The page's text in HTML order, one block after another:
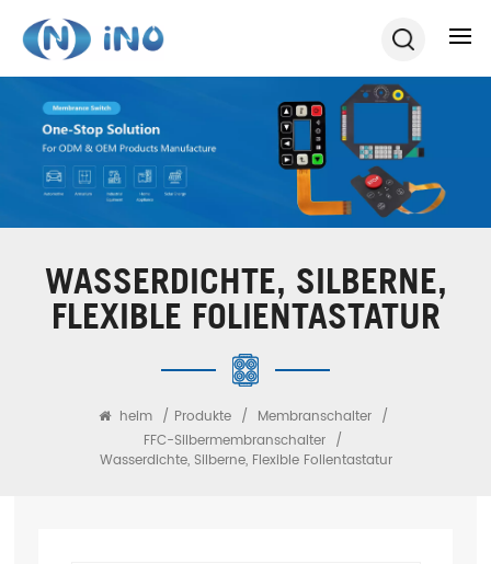
WASSERDICHTE, SILBERNE,
FLEXIBLE FOLIENTASTATUR
heim / Produkte / Membranschalter /
FFC-Silbermembranschalter /
Wasserdichte, Silberne, Flexible Folientastatur